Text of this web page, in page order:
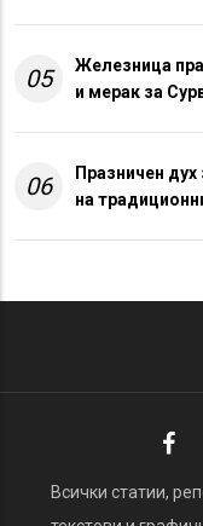
05
Железница
и мерак за
06
Празничен
на
Всички статии,